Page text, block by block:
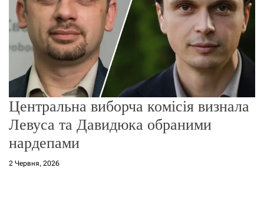
Центральна виборча комісія визнала
Левуса та Давидюка обраними
нардепами
2 Червня, 2026